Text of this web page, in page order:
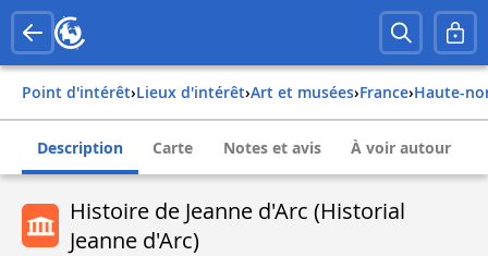
Point d'intérêt› Lieux d'intérêt› Art et musées› france› haute-
Description Carte Notes et avis À voir autour
Histoire de Jeanne d'Arc (Historial
Jeanne d'Arc)